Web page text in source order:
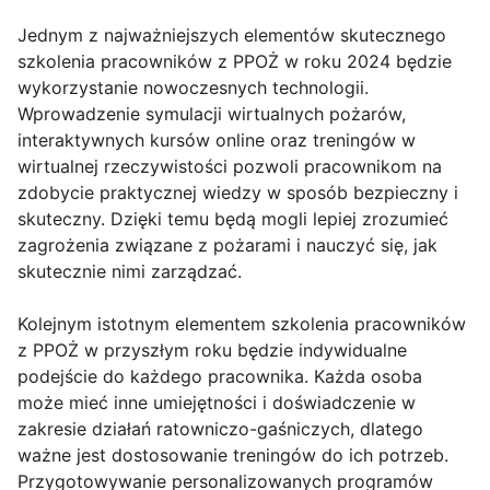
Jednym z najważniejszych elementów skutecznego
szkolenia pracowników z PPOŻ w roku 2024 będzie
wykorzystanie nowoczesnych technologii.
Wprowadzenie symulacji wirtualnych pożarów,
interaktywnych kursów online oraz treningów w
wirtualnej rzeczywistości pozwoli pracownikom na
zdobycie praktycznej wiedzy w sposób bezpieczny i
skuteczny. Dzięki temu będą mogli lepiej zrozumieć
zagrożenia związane z pożarami i nauczyć się, jak
skutecznie nimi zarządzać.
Kolejnym istotnym elementem szkolenia pracowników
z PPOŻ w przyszłym roku będzie indywidualne
podejście do każdego pracownika. Każda osoba
może mieć inne umiejętności i doświadczenie w
zakresie działań ratowniczo-gaśniczych, dlatego
ważne jest dostosowanie treningów do ich potrzeb.
Przygotowywanie personalizowanych programów